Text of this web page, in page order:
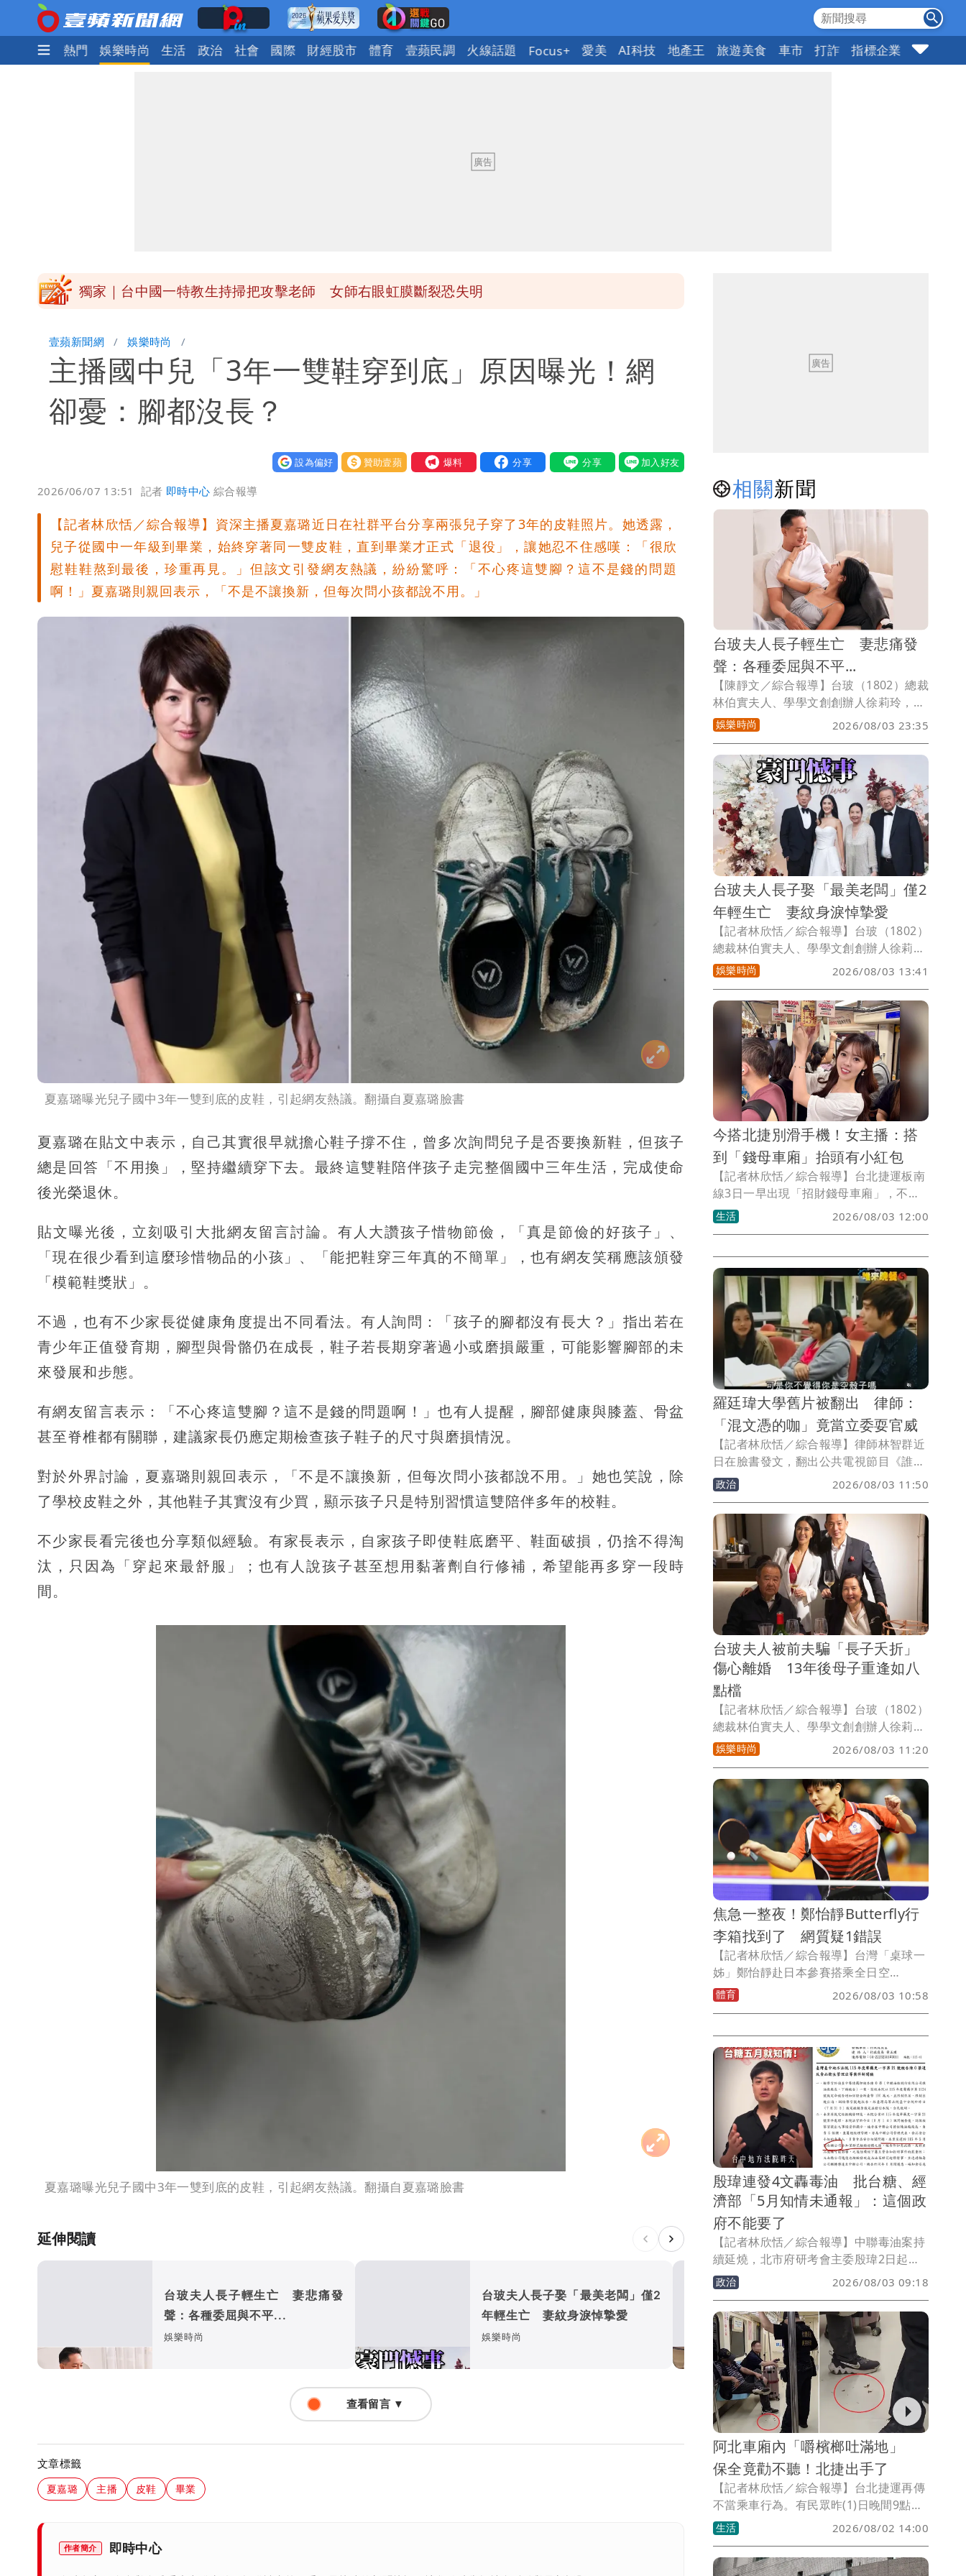
焦點 熱門 娛樂時尚 生活 政治 社會 國際 財經股市 體育 壹蘋民調 火線話題 Focus+ 愛美 AI科技 地產王 旅遊美食 車市 打詐 指標企業 壹蘋頭家
獨家｜台中國一特教生持掃把攻擊老師 女師右眼虹膜斷裂恐失明
外送專法上路滿2週！Uber Eats曝外送員收益變化
高希均辭世享耆壽90歲 畢生推動閱讀與進步觀念
壹蘋新聞網 娛樂時尚
主播國中兒「3年一雙鞋穿到底」原因曝光！網
卻憂：腳都沒長？
設為偏好 贊助壹蘋 我要爆料
2026/06/07 13:51 記者 即時中心 綜合報導
【記者林欣恬／綜合報導】資深主播夏嘉璐近日在社群平台分享兩張兒子穿了3年的皮鞋照片。她透露，
兒子從國中一年級到畢業，始終穿著同一雙皮鞋，直到畢業才正式「退役」，讓她忍不住感嘆：「很欣
慰鞋鞋熬到最後，珍重再見。」但該文引發網友熱議，紛紛驚呼：「不心疼這雙腳？這不是錢的問題
啊！」夏嘉璐則親回表示，「不是不讓換新，但每次問小孩都說不用。」
夏嘉璐曝光兒子國中3年一雙到底的皮鞋，引起網友熱議。翻攝自夏嘉璐臉書
夏嘉璐在貼文中表示，自己其實很早就擔心鞋子撐不住，曾多次詢問兒子是否要換新鞋，但孩子
總是回答「不用換」，堅持繼續穿下去。最終這雙鞋陪伴孩子走完整個國中三年生活，完成使命
後光榮退休。
貼文曝光後，立刻吸引大批網友留言討論。有人大讚孩子惜物節儉，「真是節儉的好孩子」、
「現在很少看到這麼珍惜物品的小孩」、「能把鞋穿三年真的不簡單」，也有網友笑稱應該頒發
「模範鞋獎狀」。
不過，也有不少家長從健康角度提出不同看法。有人詢問：「孩子的腳都沒有長大？」指出若在
青少年正值發育期，腳型與骨骼仍在成長，鞋子若長期穿著過小或磨損嚴重，可能影響腳部的未
來發展和步態。
有網友留言表示：「不心疼這雙腳？這不是錢的問題啊！」也有人提醒，腳部健康與膝蓋、骨盆
甚至脊椎都有關聯，建議家長仍應定期檢查孩子鞋子的尺寸與磨損情況。
對於外界討論，夏嘉璐則親回表示，「不是不讓換新，但每次問小孩都說不用。」她也笑說，除
了學校皮鞋之外，其他鞋子其實沒有少買，顯示孩子只是特別習慣這雙陪伴多年的校鞋。
不少家長看完後也分享類似經驗。有家長表示，自家孩子即使鞋底磨平、鞋面破損，仍捨不得淘
汰，只因為「穿起來最舒服」；也有人說孩子甚至想用黏著劑自行修補，希望能再多穿一段時
間。
夏嘉璐曝光兒子國中3年一雙到底的皮鞋，引起網友熱議。翻攝自夏嘉璐臉書
延伸閱讀
台玻夫人長子輕生亡 妻悲痛發
聲：各種委屈與不平...
娛樂時尚
台玻夫人長子娶「最美老闆」僅2
年輕生亡 妻紋身淚悼摯愛
娛樂時尚
到「錢母車廂」抬頭有小紅包
生活
查看留言 ▼
文章標籤
夏嘉璐 主播 皮鞋 畢業
作者簡介 即時中心
相關新聞
台玻夫人長子輕生亡 妻悲痛發
聲：各種委屈與不平...
【陳靜文／綜合報導】台玻（1802）總裁
林伯實夫人、學學文創創辦人徐莉玲，日
前因烏龍發文聲援張柏芝、砲轟王菲與謝
霆鋒，引發關注，今傳出徐莉玲今年初歷
經喪子之痛，50多歲長子徐子翔於春節期
間輕生亡，家屬低調治喪，消息直到今日
才曝光。徐子翔的妻子譚以欣，今天悲痛
在社群發聲，中文提到「過去我們一起面
對各種委屈與不平，最後你選擇先離開，
我則只能選擇安靜」，再度引發外界議論
與揣測。
娛樂時尚 2026/08/03 23:35
台玻夫人長子娶「最美老闆」僅2
年輕生亡 妻紋身淚悼摯愛
【記者林欣恬／綜合報導】台玻（1802）
總裁林伯實夫人、學學文創創辦人徐莉
玲，日前因在社群平台發文聲援張柏芝並
點名王菲、謝霆鋒，引發外界關注，其貼
文雖已刪除，但風波未歇。如今傳出徐莉
玲今年初歷經白髮人送黑髮人的重大打
擊，長子徐子翔於春節期間驟然離世，享
年50多歲，家屬低調治喪，消息直到近日
才曝光。而妻子譚以欣在痛失丈夫後，於
今年的白色情人節曝光疑似為丈夫紋身的
照片，之後雖陸續走訪美國洛杉磯、日本
東京，近日還和女性友人遊行歐洲，但發
文仍滿是對摯愛的想念，令人傷感莫名。
娛樂時尚 2026/08/03 13:41
今搭北捷別滑手機！女主播：搭
到「錢母車廂」抬頭有小紅包
【記者林欣恬／綜合報導】台北捷運板南
線3日一早出現「招財錢母車廂」，不少
通勤族搭車時意外發現車廂內懸掛著小紅
包，直呼「早八的小確幸」。有女主播在
廂，提醒搭乘板南線的民眾「別一直低頭
滑手機，抬頭就有小紅包」，不少人留言
分享自己也成功拿到錢母。
生活 2026/08/03 12:00
羅廷瑋大學舊片被翻出 律師：
「混文憑的咖」竟當立委耍官威
【記者林欣恬／綜合報導】律師林智群近
日在臉書發文，翻出公共電視節目《誰來
晚餐》過去曾拍攝國民黨立委羅廷瑋的內
容，批評羅廷瑋的大學求學經歷及問政表
現，直言對方是「混文憑的咖」，卻一路
當選台中市議員、立法委員。他更諷刺表
示，「真的是感謝台中市民的水準」，讓
這樣的咖在國會耍官威。
政治 2026/08/03 11:50
台玻夫人被前夫騙「長子夭折」
傷心離婚 13年後母子重逢如八
點檔
【記者林欣恬／綜合報導】台玻（1802）
總裁林伯實夫人、學學文創創辦人徐莉
玲，近日傳出長子徐子翔今年初不幸離
世，令人唏噓。而鮮為人知的是，徐莉玲
與徐子翔的母子情，歷經一段宛如八點檔
般的曲折人生，因前夫留子不維持婚姻，
騙她「兒子夭折」，讓她傷心離婚返台，
未料這對母子竟在13年後意外重逢相認。
娛樂時尚 2026/08/03 11:20
焦急一整夜！鄭怡靜Butterfly行
李箱找到了 網質疑1錯誤
【記者林欣恬／綜合報導】台灣「桌球一
姊」鄭怡靜赴日本參賽搭乘全日空
（ANA）NH852航班，從台北松山機場飛
往東京羽田機場，抵達後卻發現行李箱疑
次參賽的重要裝備，教練鄭佳奇緊急透過
社群平台發文協尋，希望對方發現後能盡
快歸還。鄭佳奇在今(3)日稍早在社群平台
發文報平安，表示經廣大網友協助轉發
後，航空公司已於上午10時許順利聯繫到
誤拿行李的旅客，並將儘速把行李送往指
定地點。
體育 2026/08/03 10:58
殷瑋連發4文轟毒油 批台糖、經
濟部「5月知情未通報」：這個政
府不能要了
【記者林欣恬／綜合報導】中聯毒油案持
續延燒，北市府研考會主委殷瑋2日起在
臉書連發4篇貼文，針對台糖5月即驗出中
聯供應的粗油含有一級致癌物苯駢芘
（BaP）超標一事，質疑台糖與經濟部明
知毒油問題卻未主動通報，痛批政府「毒
油不通報、毒油不下架」，更直言「這個
政府不能要了」。
政治 2026/08/03 09:18
阿北車廂內「嚼檳榔吐滿地」
保全竟勸不聽！北捷出手了
【記者林欣恬／綜合報導】台北捷運再傳
不當乘車行為。有民眾昨(1)日晚間9點在
松山新店線（綠線）、中正紀念堂往西門
方向，拍下一名中年男性乘客在捷運車廂
內嚼食檳榔的畫面。該名男子不僅無視站
生活 2026/08/02 14:00